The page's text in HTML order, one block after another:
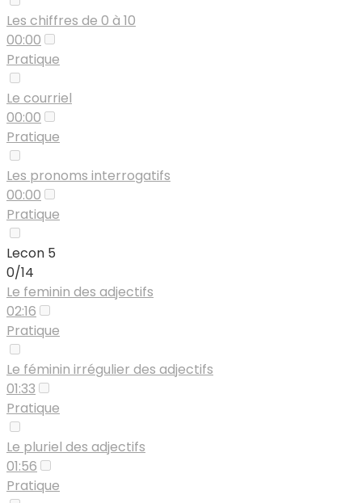
Les chiffres de 0 à 10
00:00
Pratique
Le courriel
00:00
Pratique
Les pronoms interrogatifs
00:00
Pratique
Lecon 5
0/14
Le feminin des adjectifs
02:16
Pratique
Le féminin irrégulier des adjectifs
01:33
Pratique
Le pluriel des adjectifs
01:56
Pratique